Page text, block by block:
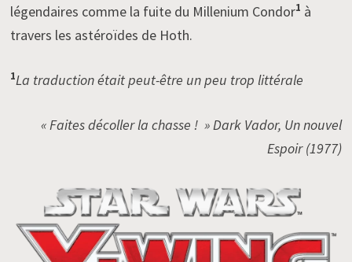
légendaires comme la fuite du Millenium Condor1 à
travers les astéroïdes de Hoth.
1La traduction était peut-être un peu trop littérale
« Faites décoller la chasse ! » Dark Vador, Un nouvel
Espoir (1977)